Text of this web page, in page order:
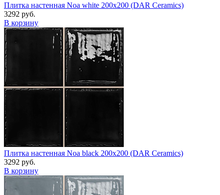
Плитка настенная Noa white 200x200 (DAR Сeramics)
3292 руб.
В корзину
Плитка настенная Noa black 200x200 (DAR Сeramics)
3292 руб.
В корзину